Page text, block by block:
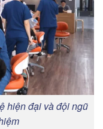
hiện đại và đội ngũ